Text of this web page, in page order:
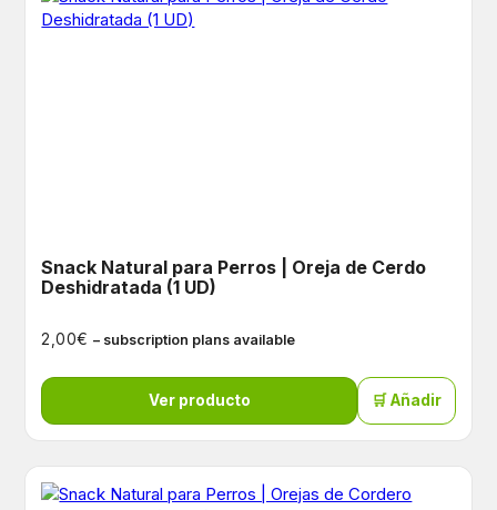
Snack Natural para Perros | Oreja de Cerdo
Deshidratada (1 UD)
2,00€ – subscription plans available
Ver producto 🛒 Añadir